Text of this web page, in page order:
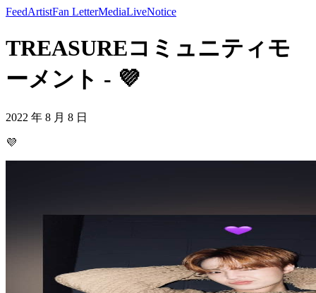
FeedArtistFan LetterMediaLiveNotice
TREASUREコミュニティモ
ーメント - 💜
2022 年 8 月 8 日
💜